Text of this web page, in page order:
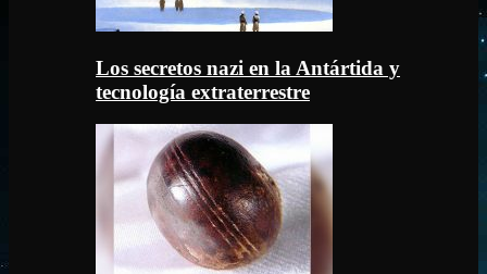
Los secretos nazi en la Antártida y
tecnología extraterrestre